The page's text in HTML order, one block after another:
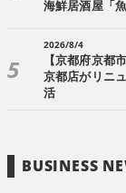
海鮮居酒屋「
2026/8/4
【京都府京都
京都店がリニ
活
BUSINESS